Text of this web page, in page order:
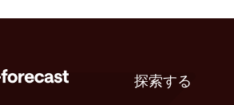
探索する